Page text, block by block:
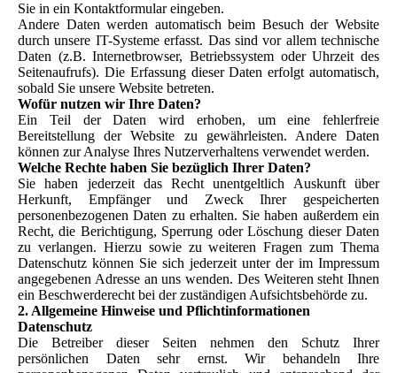
Sie in ein Kontaktformular eingeben.
Andere Daten werden automatisch beim Besuch der Website
durch unsere IT-Systeme erfasst. Das sind vor allem technische
Daten (z.B. Internetbrowser, Betriebssystem oder Uhrzeit des
Seitenaufrufs). Die Erfassung dieser Daten erfolgt automatisch,
sobald Sie unsere Website betreten.
Wofür nutzen wir Ihre Daten?
Ein Teil der Daten wird erhoben, um eine fehlerfreie
Bereitstellung der Website zu gewährleisten. Andere Daten
können zur Analyse Ihres Nutzerverhaltens verwendet werden.
Welche Rechte haben Sie bezüglich Ihrer Daten?
Sie haben jederzeit das Recht unentgeltlich Auskunft über
Herkunft, Empfänger und Zweck Ihrer gespeicherten
personenbezogenen Daten zu erhalten. Sie haben außerdem ein
Recht, die Berichtigung, Sperrung oder Löschung dieser Daten
zu verlangen. Hierzu sowie zu weiteren Fragen zum Thema
Datenschutz können Sie sich jederzeit unter der im Impressum
angegebenen Adresse an uns wenden. Des Weiteren steht Ihnen
ein Beschwerderecht bei der zuständigen Aufsichtsbehörde zu.
2. Allgemeine Hinweise und Pflichtinformationen
Datenschutz
Die Betreiber dieser Seiten nehmen den Schutz Ihrer
persönlichen Daten sehr ernst. Wir behandeln Ihre